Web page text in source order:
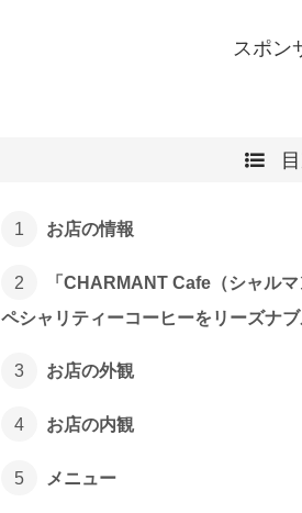
スポン
お店の情報
「CHARMANT Cafe（シャル
ペシャリティーコーヒーをリーズナ
お店の外観
お店の内観
メニュー